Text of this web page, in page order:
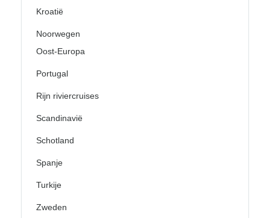
Kroatië
Noorwegen
Oost-Europa
Portugal
Rijn riviercruises
Scandinavië
Schotland
Spanje
Turkije
Zweden